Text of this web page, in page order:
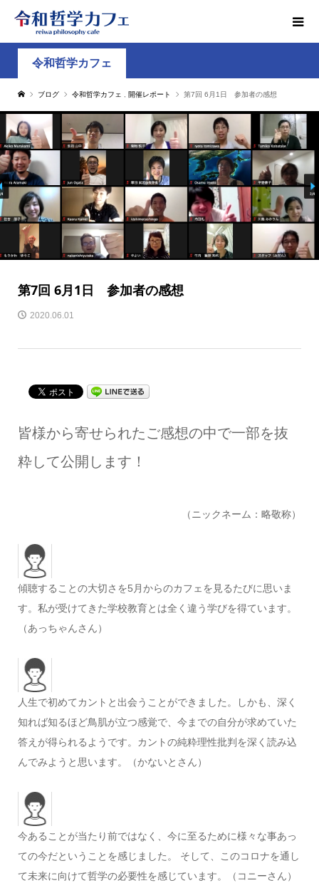
令和哲学カフェ
ブログ 令和哲学カフェ 開催レポート 第7回 6月1日 参加者の感想
第7回 6月1日 参加者の感想
2020.06.01
皆様から寄せられたご感想の中で一部を抜
粋して公開します！
（ニックネーム：略敬称）
傾聴することの大切さを5月からのカフェを見るたびに思いま
す。私が受けてきた学校教育とは全く違う学びを得ています。
（あっちゃんさん）
人生で初めてカントと出会うことができました。しかも、深く
知れば知るほど鳥肌が立つ感覚で、今までの自分が求めていた
答えが得られるようです。カントの純粋理性批判を深く読み込
んでみようと思います。（かないとさん）
今あることが当たり前ではなく、今に至るために様々な事あっ
ての今だということを感じました。 そして、このコロナを通し
て未来に向けて哲学の必要性を感じています。（コニーさん）